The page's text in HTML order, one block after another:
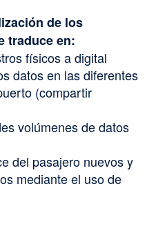
de los
traduce en:
físicos a digital
datos en las diferentes
(compartir
volúmenes de datos
del pasajero nuevos y
mediante el uso de